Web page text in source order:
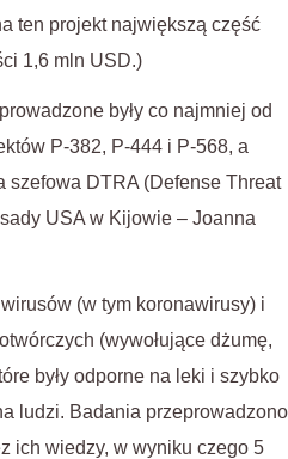
ten projekt największą część
1,6 mln USD.)
były co najmniej od
P-382, P-444 i P-568, a
szefowa DTRA (Defense Threat
USA w Kijowie – Joanna
(w tym koronawirusy) i
(wywołujące dżumę,
były odporne na leki i szybko
ludzi. Badania przeprowadzono
ich wiedzy, w wyniku czego 5